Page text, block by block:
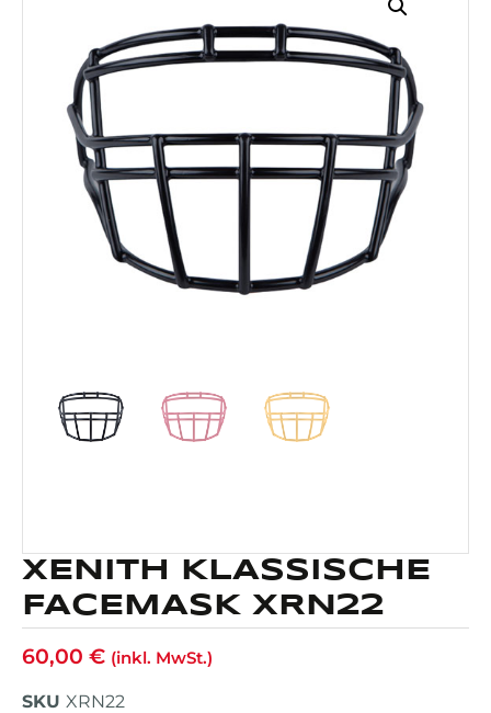
XENITH KLASSISCHE
FACEMASK XRN22
60,00 € (inkl. MwSt.)
SKU XRN22